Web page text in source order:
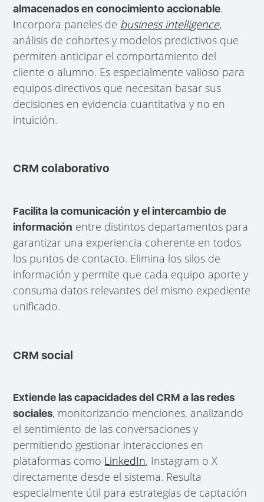
almacenados en conocimiento accionable.
Incorpora paneles de business intelligence,
análisis de cohortes y modelos predictivos que
permiten anticipar el comportamiento del
cliente o alumno. Es especialmente valioso para
equipos directivos que necesitan basar sus
decisiones en evidencia cuantitativa y no en
intuición.
CRM colaborativo
Facilita la comunicación y el intercambio de
información entre distintos departamentos para
garantizar una experiencia coherente en todos
los puntos de contacto. Elimina los silos de
información y permite que cada equipo aporte y
consuma datos relevantes del mismo expediente
unificado.
CRM social
Extiende las capacidades del CRM a las redes
sociales, monitorizando menciones, analizando
el sentimiento de las conversaciones y
permitiendo gestionar interacciones en
plataformas como LinkedIn, Instagram o X
directamente desde el sistema. Resulta
especialmente útil para estrategias de captación